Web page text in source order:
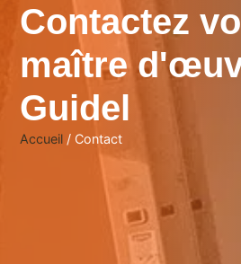
Contactez
maître
Guidel
Accueil / Contact